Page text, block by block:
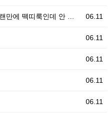
06.11
만에 떽띠룩인데 안 …
06.11
06.11
06.11
06.11